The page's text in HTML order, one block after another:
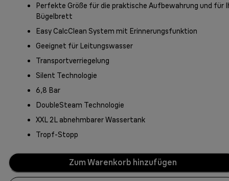
Perfekte Größe für die praktische Aufbewahrung und für
Bügelbrett
Easy CalcClean System mit Erinnerungsfunktion
Geeignet für Leitungswasser
Transportverriegelung
Silent Technologie
6,8 Bar
DoubleSteam Technologie
XXL 2L abnehmbarer Wassertank
Tropf-Stopp
Zum Warenkorb hinzufügen